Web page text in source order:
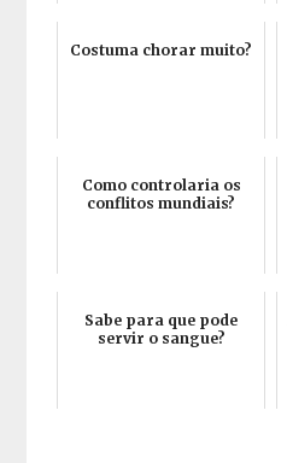
Costuma chorar muito?
Como controlaria os
conflitos mundiais?
Sabe para que pode
servir o sangue?